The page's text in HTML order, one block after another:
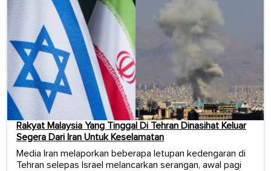
Rakyat Malaysia Yang Tinggal Di Tehran Dinasihat Keluar
Segera Dari Iran Untuk Keselamatan
Media Iran melaporkan beberapa letupan kedengaran di
Tehran selepas Israel melancarkan serangan, awal pagi